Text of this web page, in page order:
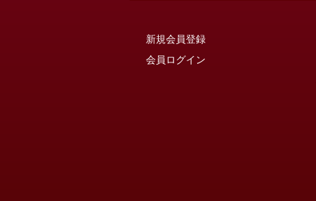
新規会員登録
会員ログイン